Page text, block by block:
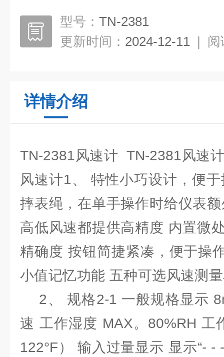
型号： TN-2381
更新时间： 2024-12-11 | 阅
详情介绍
TN-2381风速计 TN-2381风速
风速计1、 特性小巧设计，便
摔表绳，在单手操作时给仪表
高低风速都提供高精度 内置微
精确度 按钮简捷紧凑，便于操
小值记忆功能 五种可选风速测
2、 规格2-1 一般规格显示
速 工作湿度 MAX。80%RH 工
122°F） 输入过量显示 显示“-